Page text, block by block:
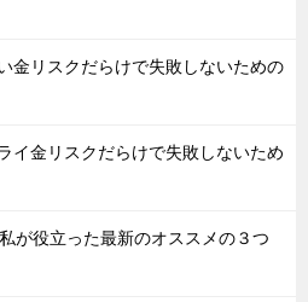
金リスクだらけで失敗しないための
イ金リスクだらけで失敗しないため
が役立った最新のオススメの３つ